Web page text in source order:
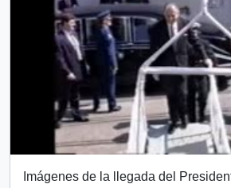
Imágenes de la llegada del